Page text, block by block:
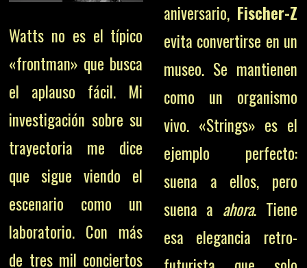
Watts no es el típico
«frontman» que busca
el aplauso fácil. Mi
investigación sobre su
trayectoria me dice
que sigue viendo el
escenario como un
laboratorio. Con más
de tres mil conciertos
aniversario, Fischer-Z
evita convertirse en un
museo. Se mantienen
como un organismo
vivo. «Strings» es el
ejemplo perfecto:
suena a ellos, pero
suena a ahora. Tiene
esa elegancia retro-